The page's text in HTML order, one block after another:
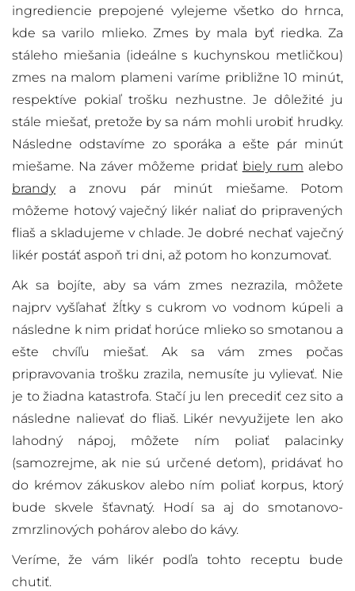
ingrediencie prepojené vylejeme všetko do hrnca,
kde sa varilo mlieko. Zmes by mala byť riedka. Za
stáleho miešania (ideálne s kuchynskou metličkou)
zmes na malom plameni varíme približne 10 minút,
respektíve pokiaľ trošku nezhustne. Je dôležité ju
stále miešať, pretože by sa nám mohli urobiť hrudky.
Následne odstavíme zo sporáka a ešte pár minút
miešame. Na záver môžeme pridať biely rum alebo
brandya znovu pár minút miešame. Potom
môžeme hotový vaječný likér naliať do pripravených
fliaš a skladujeme v chlade. Je dobré nechať vaječný
likér postáť aspoň tri dni, až potom ho konzumovať.
Ak sa bojíte, aby sa vám zmes nezrazila, môžete
najprv vyšľahať žĺtky s cukrom vo vodnom kúpeli a
následne k nim pridať horúce mlieko so smotanou a
ešte chvíľu miešať. Ak sa vám zmes počas
pripravovania trošku zrazila, nemusíte ju vylievať. Nie
je to žiadna katastrofa. Stačí ju len precediť cez sito a
následne nalievať do fliaš. Likér nevyužijete len ako
lahodný nápoj, môžete ním poliať palacinky
(samozrejme, ak nie sú určené deťom), pridávať ho
do krémov zákuskov alebo ním poliať korpus, ktorý
bude skvele šťavnatý. Hodí sa aj do smotanovo-
zmrzlinových pohárov alebo do kávy.
Veríme, že vám likér podľa tohto receptu bude
chutiť.